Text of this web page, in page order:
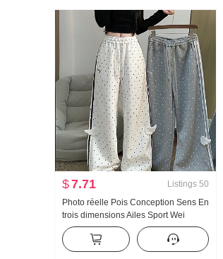
$7.71 Listings 50
Photo réelle Pois Conception Sens En
trois dimensions Ailes Sport Wei
Pantalon Femme Nouveau Lumière
Asie Vent Ample Droit Amincissant
Pantalon décontracté